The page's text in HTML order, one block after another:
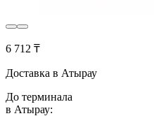
6 712 ₸
Доставка в Атырау
До терминала
в Атырау: